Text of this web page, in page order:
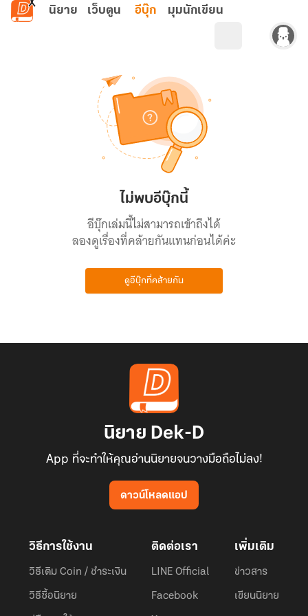
ข้ามไปยังเนื้อหาหลัก
นิยาย เว็บตูน อีบุ๊ก มุมนักเขียน
ไม่พบอีบุ๊กนี้
อีบุ๊กเล่มนี้ไม่สามารถเข้าถึงได้
ลองดูเรื่องที่คล้ายกันแทนก่อนได้ค่ะ
ดูอีบุ๊กที่คล้ายกัน
นิยาย Dek-D
App ที่จะทำให้คุณอ่านนิยายจนวางมือถือไม่ลง!
ดาวน์โหลดแอป
วิธีการใช้งาน
วิธีเติม Coin / ชำระเงิน
วิธีซื้อนิยาย
ติดต่อเรา
LINE Official
Facebook
เพิ่มเติม
ข่าวสาร
เขียนนิยาย